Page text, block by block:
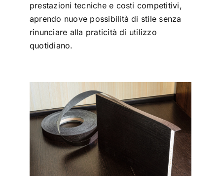
prestazioni tecniche e costi competitivi,
aprendo nuove possibilità di stile senza
rinunciare alla praticità di utilizzo
quotidiano.